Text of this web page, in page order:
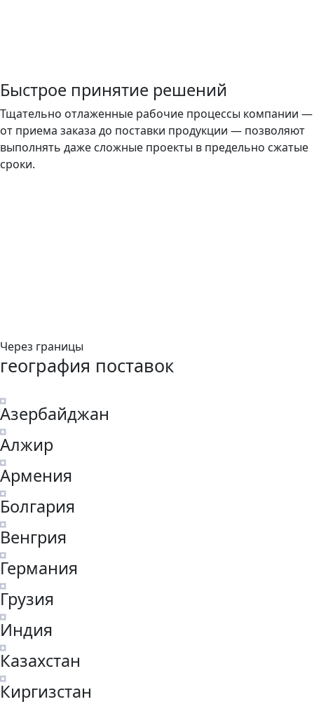
Быстрое принятие решений
Тщательно отлаженные рабочие процессы компании —
от приема заказа до поставки продукции — позволяют
выполнять даже сложные проекты в предельно сжатые
сроки.
Через границы
география поставок
Азербайджан
Алжир
Армения
Болгария
Венгрия
Германия
Грузия
Индия
Казахстан
Киргизстан